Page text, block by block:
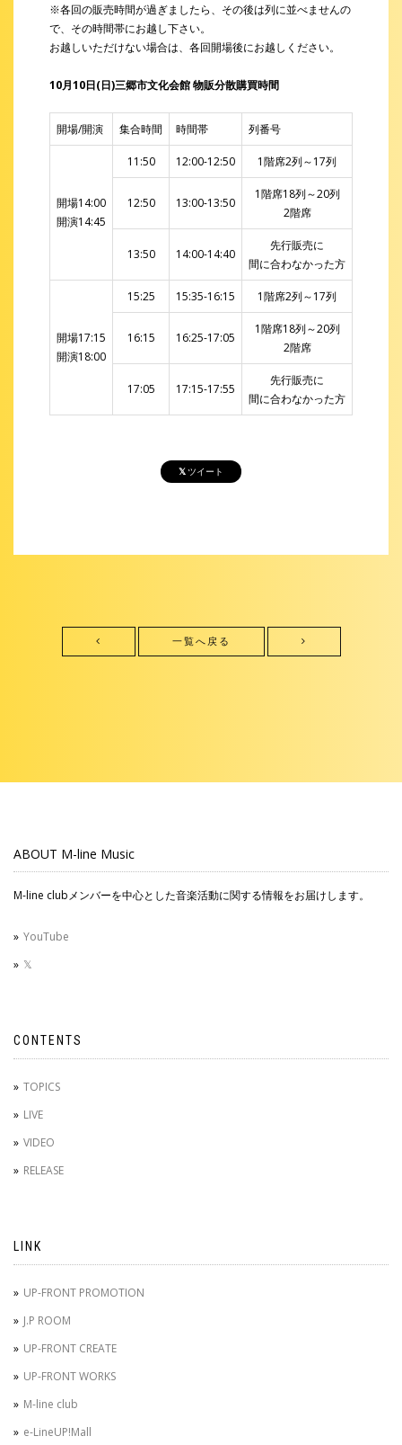
※各回の販売時間が過ぎましたら、その後は列に並べませんの
で、その時間帯にお越し下さい。
お越しいただけない場合は、各回開場後にお越しください。
10月10日(日)三郷市文化会館 物販分散購買時間
開場/開演 集合時間 時間帯 列番号
開場14:00
開演14:45
11:50 12:00-12:50 1階席2列～17列
12:50 13:00-13:50
1階席18列～20列
2階席
13:50 14:00-14:40
先行販売に
間に合わなかった方
開場17:15
​開演18:00
15:25 15:35-16:15 1階席2列～17列
16:15 16:25-17:05
1階席18列～20列
2階席
17:05 17:15-17:55
先行販売に
間に合わなかった方
ツイート
一覧へ戻る
ABOUT M-line Music
M-line clubメンバーを中心とした音楽活動に関する情報をお届けします。
YouTube
𝕏
CONTENTS
TOPICS
LIVE
VIDEO
RELEASE
LINK
UP-FRONT PROMOTION
J.P ROOM
UP-FRONT CREATE
UP-FRONT WORKS
M-line club
e-LineUP!Mall